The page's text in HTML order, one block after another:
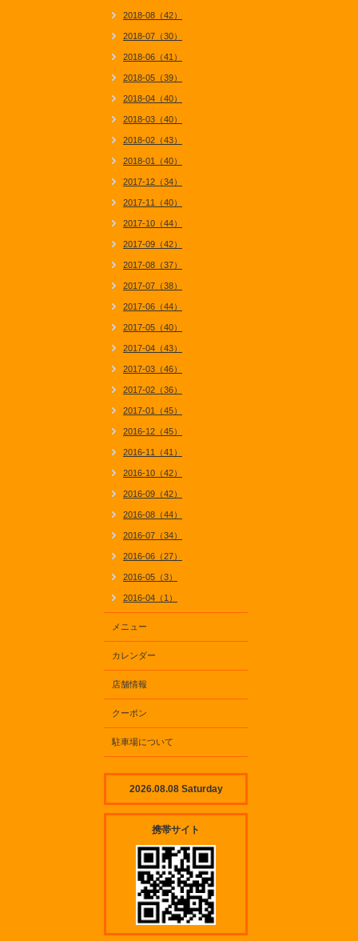
2018-08（42）
2018-07（30）
2018-06（41）
2018-05（39）
2018-04（40）
2018-03（40）
2018-02（43）
2018-01（40）
2017-12（34）
2017-11（40）
2017-10（44）
2017-09（42）
2017-08（37）
2017-07（38）
2017-06（44）
2017-05（40）
2017-04（43）
2017-03（46）
2017-02（36）
2017-01（45）
2016-12（45）
2016-11（41）
2016-10（42）
2016-09（42）
2016-08（44）
2016-07（34）
2016-06（27）
2016-05（3）
2016-04（1）
メニュー
カレンダー
店舗情報
クーポン
駐車場について
2026.08.08 Saturday
携帯サイト